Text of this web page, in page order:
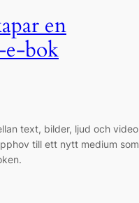
en
e-bok
text, bilder, ljud och video
till ett nytt medium som